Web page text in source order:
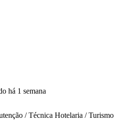
há 1 semana
/ Técnica Hotelaria / Turismo